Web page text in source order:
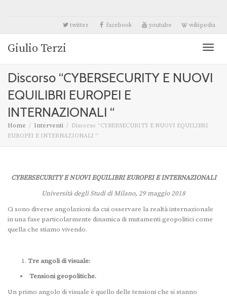
twitter facebook youtube wikipedia
Giulio Terzi
Discorso “CYBERSECURITY E NUOVI
EQUILIBRI EUROPEI E
INTERNAZIONALI “
Home Interventi
Discorso “CYBERSECURITY E NUOVI EQUILIBRI
EUROPEI E INTERNAZIONALI “
CYBERSECURITY E NUOVI EQUILIBRI EUROPEI E INTERNAZIONALI
Università degli Studi di Milano, 29 maggio 2018
Ci sono diverse angolazioni da cui osservare la realtà internazionale
in una fase particolarmente dinamica di mutamenti geopolitici come
quella che stiamo vivendo.
Tre angoli di visuale:
Tensioni geopolitiche.
Un primo angolo di visuale è quello delle tensioni che si stanno